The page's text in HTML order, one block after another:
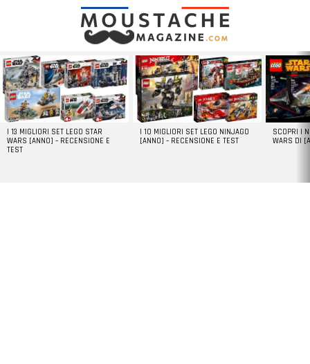
LATEST
STORIES
I 13 MIGLIORI SET LEGO STAR
WARS [ANNO] – RECENSIONE E
TEST
I 10 MIGLIORI SET LEGO NINJAGO
[ANNO] – RECENSIONE E TEST
SCOPRI I
WARS DI